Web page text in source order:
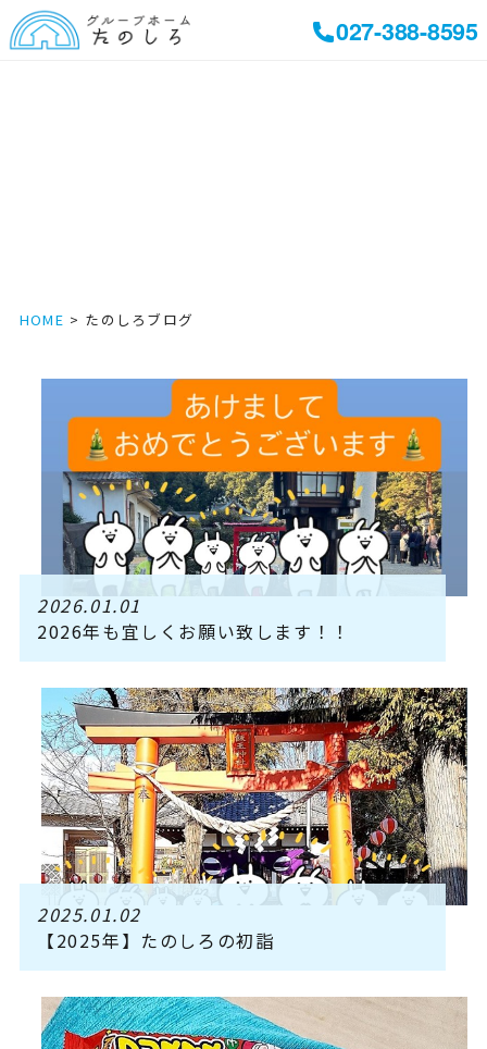
027-388-8595
HOME たのしろブログ
2026.01.01
2026年も宜しくお願い致します！！
2025.01.02
【2025年】たのしろの初詣